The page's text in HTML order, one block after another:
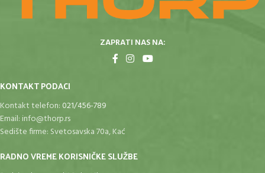
ZAPRATI NAS NA:
KONTAKT PODACI
Kontakt telefon: 021/456-789
Email: info@thorp.rs
Sedište firme: Svetosavska 70a, Kać
RADNO VREME KORISNIČKE SLUŽBE